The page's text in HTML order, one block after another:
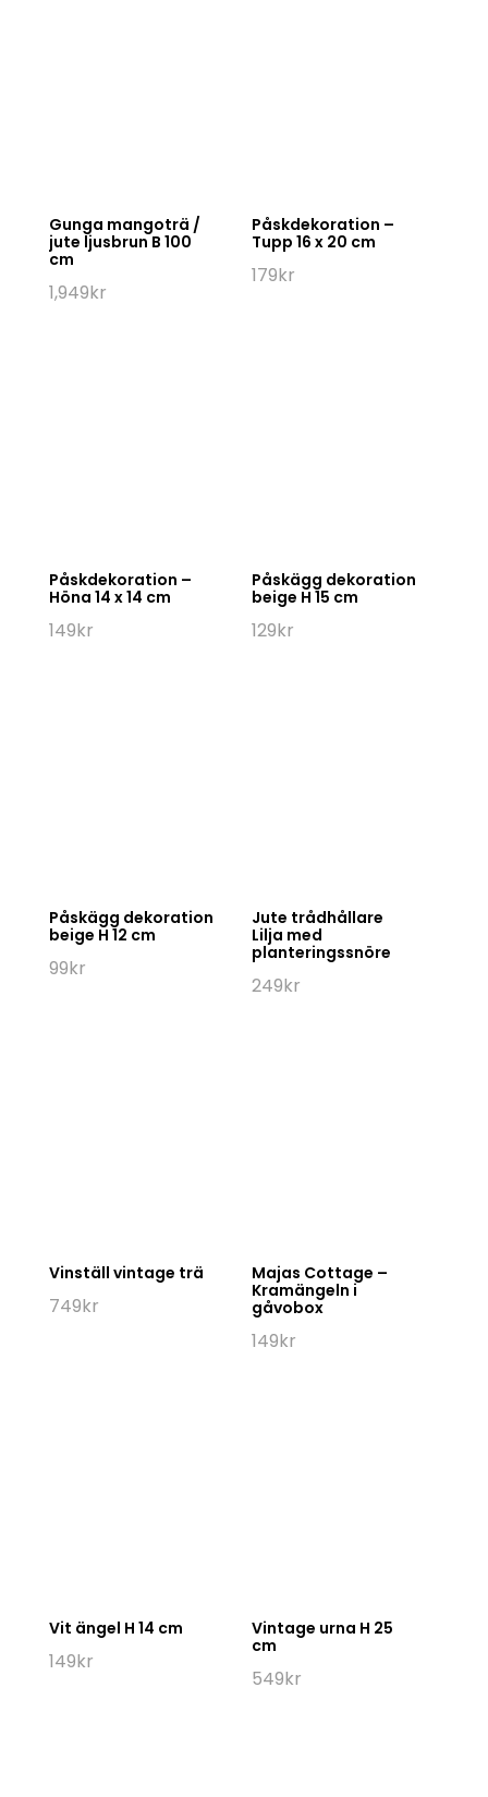
Gunga mangoträ /
jute ljusbrun B 100
cm
1,949kr
Påskdekoration –
Tupp 16 x 20 cm
179kr
Påskdekoration –
Höna 14 x 14 cm
149kr
Påskägg dekoration
beige H 15 cm
129kr
Påskägg dekoration
beige H 12 cm
99kr
Jute trådhållare
Lilja med
planteringssnöre
249kr
Vinställ vintage trä
749kr
Majas Cottage –
Kramängeln i
gåvobox
149kr
Vit ängel H 14 cm
149kr
Vintage urna H 25
cm
549kr